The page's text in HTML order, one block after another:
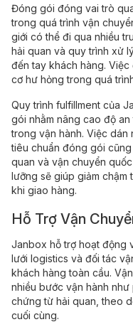
Đóng gói đóng vai trò
trong quá trình vận
giới có thể đi qua nhiều
hải quan và quy trình xử
đến tay khách hàng.
cơ hư hỏng trong quá
Quy trình fulfillment của
gói nhằm nâng cao độ
trong vận hành. Việc dán
tiêu chuẩn đóng gói
quan và vận chuyển
lưỡng sẽ giúp giảm chậm
khi giao hàng.
Hỗ Trợ Vận
Janbox hỗ trợ hoạt động
lưới logistics và đối tác
khách hàng toàn cầu.
nhiều bước vận hành
chứng từ hải quan, theo
cuối cùng.